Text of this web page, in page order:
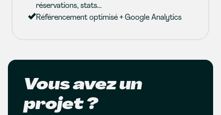
réservations, stats...
Référencement optimisé + Google Analytics
Vous avez un
projet ?